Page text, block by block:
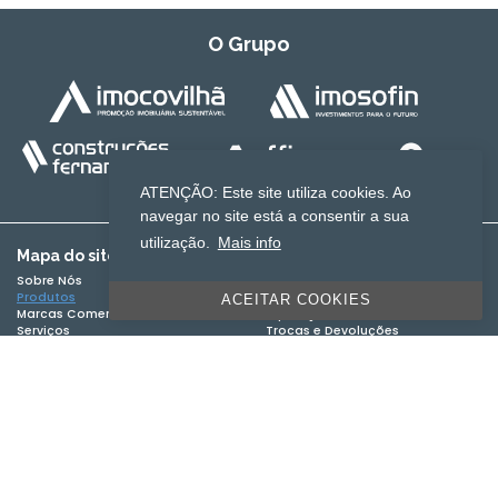
ATENÇÃO: Este site utiliza cookies. Ao
navegar no site está a consentir a sua
utilização.
Mais info
ACEITAR COOKIES
O Grupo
Mapa do site
Sobre Nós
Produtos
Marcas Comercializadas
Serviços
Informação Legal
Política de Privacidade
Trocas e Devoluções